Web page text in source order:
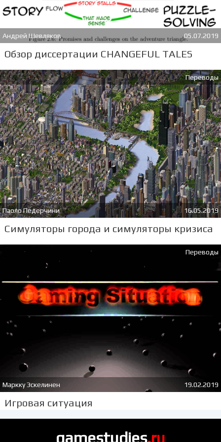
Андрей Шевляков 05.07.2019
Обзор диссертации CHANGEFUL TALES
Переводы
Паоло Педерчини 16.05.2019
Симуляторы города и симуляторы кризиса
Переводы
Маркку Эскелинен 19.02.2019
Игровая ситуация
gamestudies.ru